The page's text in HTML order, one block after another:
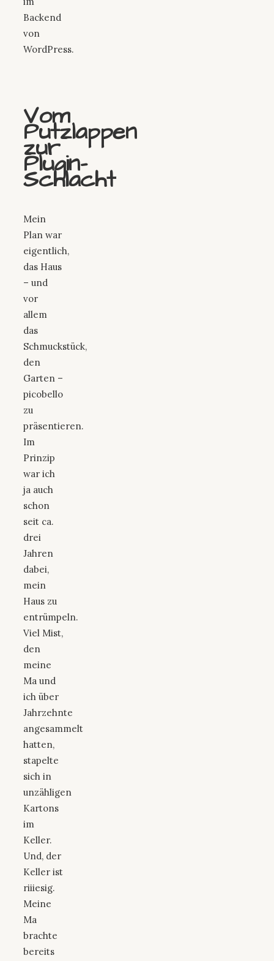
Backend
von
WordPress.
Vom
Putzlappen
zur
Plugin-
Schlacht
Mein
Plan war
eigentlich,
das Haus
– und
vor
allem
das
Schmuckstück,
den
Garten –
picobello
zu
präsentieren.
Im
Prinzip
war ich
ja auch
schon
seit ca.
drei
Jahren
dabei,
mein
Haus zu
entrümpeln.
Viel Mist,
den
meine
Ma und
ich über
Jahrzehnte
angesammelt
hatten,
stapelte
sich in
unzähligen
Kartons
im
Keller.
Und, der
Keller ist
riiiesig.
Meine
Ma
brachte
bereits